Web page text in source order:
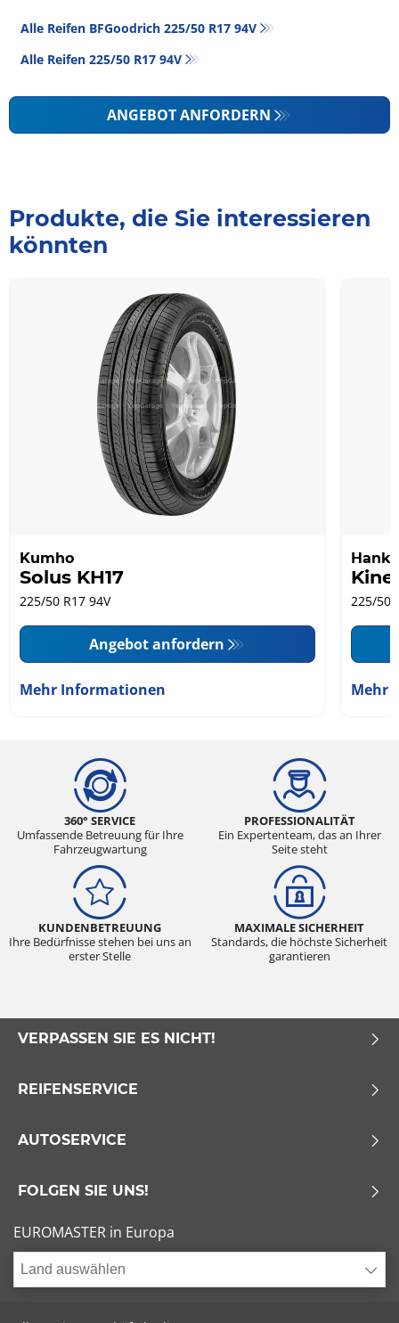
Alle Reifen BFGoodrich 225/50 R17 94V
Alle Reifen‎ 225/50 R17 94V
ANGEBOT ANFORDERN
Produkte, die Sie interessieren
könnten
Kumho
Solus KH17
225/50 R17 94V
Angebot anfordern
Mehr Informationen
225/50
Mehr
360° SERVICE
Umfassende Betreuung für Ihre
Fahrzeugwartung
PROFESSIONALITÄT
Ein Expertenteam, das an Ihrer
Seite steht
KUNDENBETREUUNG
Ihre Bedürfnisse stehen bei uns an
erster Stelle
MAXIMALE SICHERHEIT
Standards, die höchste Sicherheit
garantieren
VERPASSEN SIE ES NICHT!
REIFENSERVICE
AUTOSERVICE
FOLGEN SIE UNS!
EUROMASTER in Europa
Land auswählen